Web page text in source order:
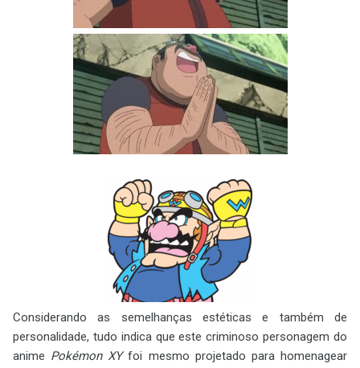
Considerando as semelhanças estéticas e também de
personalidade, tudo indica que este criminoso personagem do
anime Pokémon XYfoi mesmo projetado para homenagear